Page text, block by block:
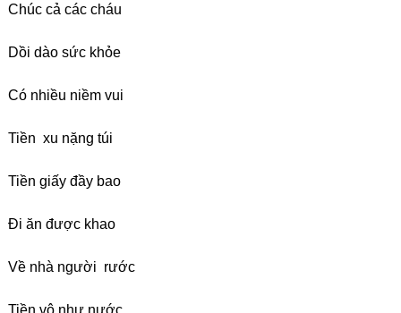
Chúc cả các cháu
Dồi dào sức khỏe
Có nhiều niềm vui
Tiền xu nặng túi
Tiền giấy đầy bao
Đi ăn được khao
Về nhà người rước
Tiền vô như nước